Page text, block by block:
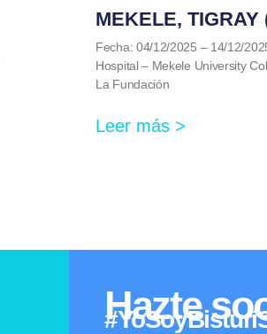
MEKELE, TIGRAY
Fecha: 04/12/2025 – 14/12/
Hospital – Mekele University
La Fundación
Leer más >
Hazte